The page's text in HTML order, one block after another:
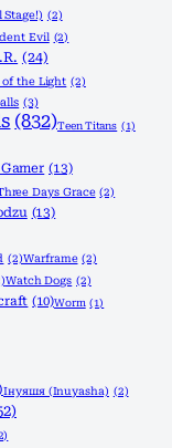
(2)
Evil (2)
(24)
of the Light (2)
(3)
(832)Teen Titans (1)
(13)
Days Grace (2)
(13)
(2)Warframe (2)
Watch Dogs (2)
(10)Worm (1)
Інуяшя (Inuyasha) (2)